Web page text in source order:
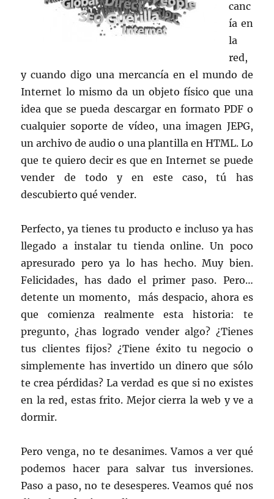
canc
ía en
la
red,
y cuando digo una mercancía en el mundo de
Internet lo mismo da un objeto físico que una
idea que se pueda descargar en formato PDF o
cualquier soporte de vídeo, una imagen JEPG,
un archivo de audio o una plantilla en HTML. Lo
que te quiero decir es que en Internet se puede
vender de todo y en este caso, tú has
descubierto qué vender.
Perfecto, ya tienes tu producto e incluso ya has
llegado a instalar tu tienda online. Un poco
apresurado pero ya lo has hecho. Muy bien.
Felicidades, has dado el primer paso. Pero…
detente un momento, más despacio, ahora es
que comienza realmente esta historia: te
pregunto, ¿has logrado vender algo? ¿Tienes
tus clientes fijos? ¿Tiene éxito tu negocio o
simplemente has invertido un dinero que sólo
te crea pérdidas? La verdad es que si no existes
en la red, estas frito. Mejor cierra la web y ve a
dormir.
Pero venga, no te desanimes. Vamos a ver qué
podemos hacer para salvar tus inversiones.
Paso a paso, no te desesperes. Veamos qué nos